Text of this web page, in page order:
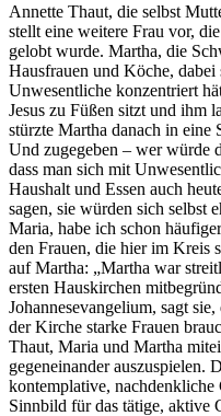
Annette Thaut, die selbst
stellt eine weitere Frau vor,
gelobt wurde. Martha, die
Hausfrauen und Köche, dabei
Unwesentliche konzentriert
Jesus zu Füßen sitzt und ihm
stürzte Martha danach in eine
Und zugegeben – wer würde
dass man sich mit
Haushalt und Essen auch
sagen, sie würden sich selbst
Maria, habe ich schon
den Frauen, die hier im Kreis
auf Martha: „Martha war
ersten Hauskirchen
Johannesevangelium, sagt
der Kirche starke Frauen
Thaut, Maria und Martha
gegeneinander auszuspielen.
kontemplative, nachdenkliche
Sinnbild für das tätige, aktive